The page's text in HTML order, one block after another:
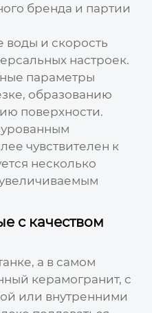
бренда и партии
воды и скорость
настроек.
параметры
образованию
поверхности.
чувствителен к
несколько
с качеством
а в самом
керамогранит, с
или внутренними